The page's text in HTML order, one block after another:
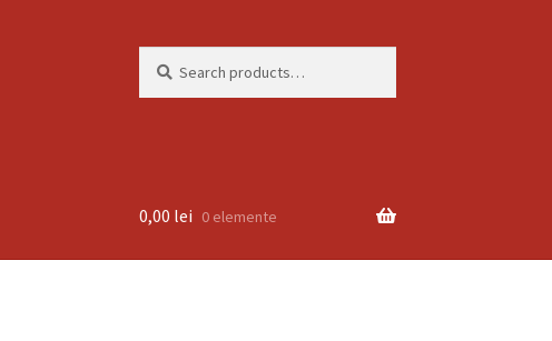
for:
0,00 lei 0 elemente